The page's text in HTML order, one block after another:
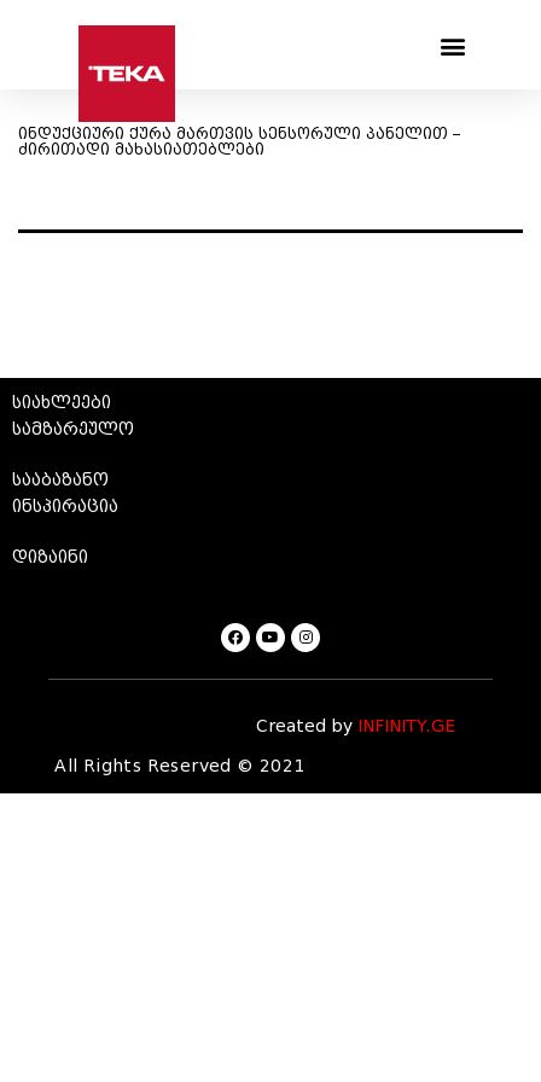
ინდუქციური ქურა მართვის სენსორული პანელით –
ძირითადი მახასიათებლები
სიახლეები
სამზარეულო
სააბაზანო
ინსპირაცია
დიზაინი
Created by INFINITY.GE
All Rights Reserved © 2021